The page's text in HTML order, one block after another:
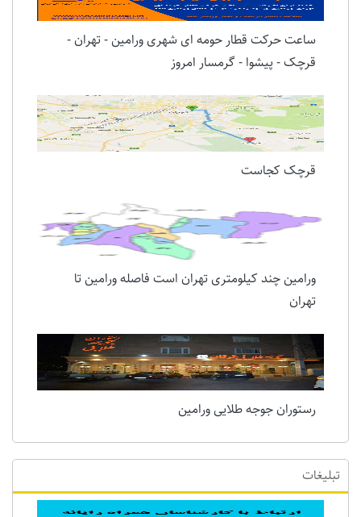
ساعت حرکت قطار حومه ای شهری ورامین - تهران -
قرچک - پیشوا - گرمسار امروز
قرچک کجاست
ورامین چند کیلومتری تهران است فاصله ورامین تا
تهران
رستوران جوجه طلایی ورامین
تبلیغات